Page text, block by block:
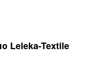
Leleka-Textile